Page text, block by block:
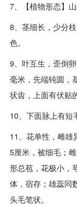
7、【植物形态】
8、茎细长，少分
色。
9、叶互生，歪倒
毫米，先端钝圆，
状齿，上面有伏贴
10、下面脉上有短
11、花单性，雌雄
5厘米，被细毛；
形总苞，花极小，
体，宿存；雄蕊同
头毛笔状。